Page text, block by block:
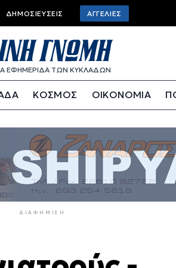
Top
bar
menu
ΔΗΜΟΣΙΕΎΣΕΙΣ ΑΓΓΕΛΊΕΣ
ΕΦΗΜΕΡΙΔΑ ΤΩΝ ΚΥΚΛΑΔΩΝ
ΚΟΣΜΟΣ ΟΙΚΟΝΟΜΙΑ
ΔΙΑΦΉΜΙΣΗ